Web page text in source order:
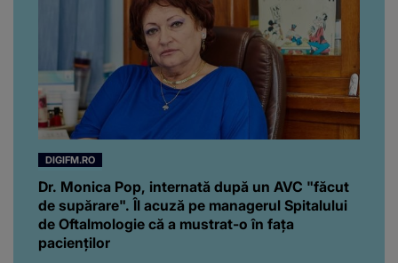
DIGIFM.RO
Dr. Monica Pop, internată după un AVC "făcut
de supărare". Îl acuză pe managerul Spitalului
de Oftalmologie că a mustrat-o în fața
pacienților